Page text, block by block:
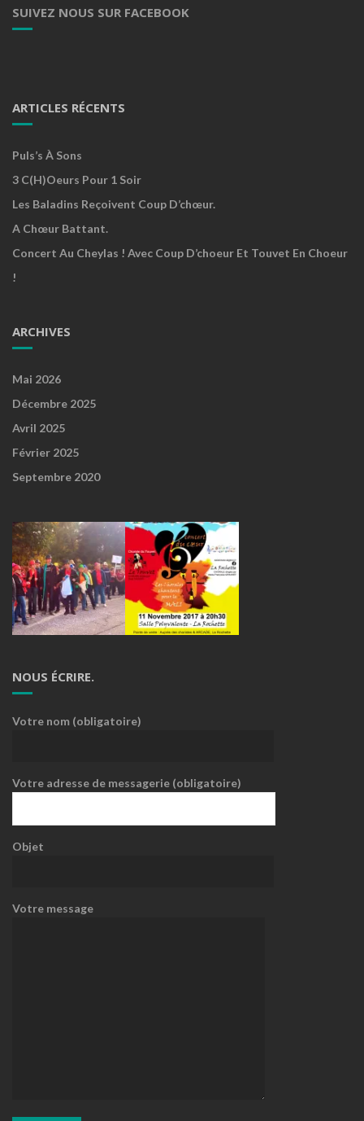
SUIVEZ NOUS SUR FACEBOOK
ARTICLES RÉCENTS
Puls’s À Sons
3 C(h)oeurs Pour 1 Soir
Les Baladins Reçoivent Coup D’chœur.
A Chœur Battant.
Concert Au Cheylas ! Avec Coup D’choeur Et Touvet En Choeur
!
ARCHIVES
Mai 2026
Décembre 2025
Avril 2025
Février 2025
Septembre 2020
NOUS ÉCRIRE.
Votre nom (obligatoire)
Votre adresse de messagerie (obligatoire)
Objet
Votre message